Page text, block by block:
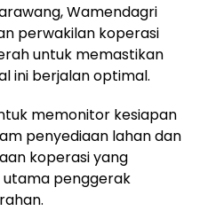
Wamendagri
perwakilan koperasi
untuk memastikan
ini berjalan optimal.
memonitor kesiapan
penyediaan lahan dan
koperasi yang
penggerak